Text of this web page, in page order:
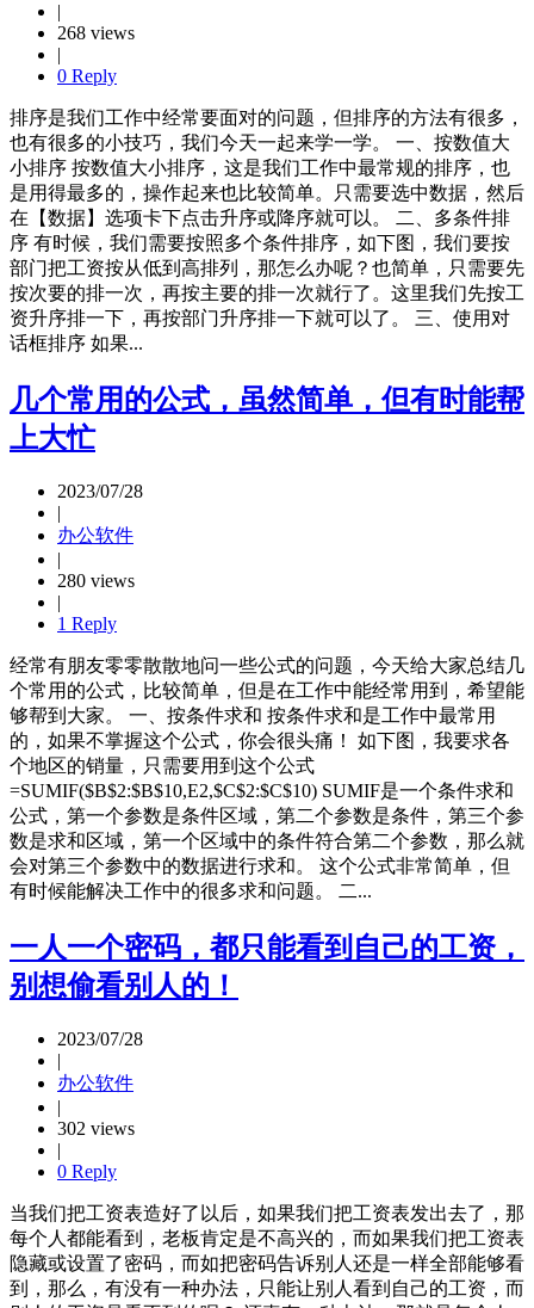
|
268 views
|
0 Reply
排序是我们工作中经常要面对的问题，但排序的方法有很多，
也有很多的小技巧，我们今天一起来学一学。 一、按数值大
小排序 按数值大小排序，这是我们工作中最常规的排序，也
是用得最多的，操作起来也比较简单。只需要选中数据，然后
在【数据】选项卡下点击升序或降序就可以。 二、多条件排
序 有时候，我们需要按照多个条件排序，如下图，我们要按
部门把工资按从低到高排列，那怎么办呢？也简单，只需要先
按次要的排一次，再按主要的排一次就行了。这里我们先按工
资升序排一下，再按部门升序排一下就可以了。 三、使用对
话框排序 如果...
几个常用的公式，虽然简单，但有时能帮
上大忙
2023/07/28
|
办公软件
|
280 views
|
1 Reply
经常有朋友零零散散地问一些公式的问题，今天给大家总结几
个常用的公式，比较简单，但是在工作中能经常用到，希望能
够帮到大家。 一、按条件求和 按条件求和是工作中最常用
的，如果不掌握这个公式，你会很头痛！ 如下图，我要求各
个地区的销量，只需要用到这个公式
=SUMIF($B$2:$B$10,E2,$C$2:$C$10) SUMIF是一个条件求和
公式，第一个参数是条件区域，第二个参数是条件，第三个参
数是求和区域，第一个区域中的条件符合第二个参数，那么就
会对第三个参数中的数据进行求和。 这个公式非常简单，但
有时候能解决工作中的很多求和问题。 二...
一人一个密码，都只能看到自己的工资，
别想偷看别人的！
2023/07/28
|
办公软件
|
302 views
|
0 Reply
当我们把工资表造好了以后，如果我们把工资表发出去了，那
每个人都能看到，老板肯定是不高兴的，而如果我们把工资表
隐藏或设置了密码，而如把密码告诉别人还是一样全部能够看
到，那么，有没有一种办法，只能让别人看到自己的工资，而